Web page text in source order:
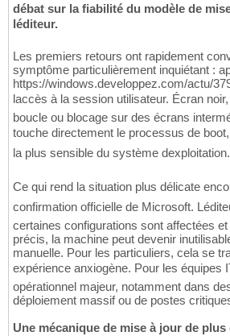
débat sur la fiabilité du modèle de
léditeur.
Les premiers retours ont rapidement
symptôme particulièrement inquiétant :
https://windows.developpez.com/actu/
laccès à la session utilisateur. Écran
boucle ou blocage sur des écrans
touche directement le processus de boot,
la plus sensible du système dexploitation.
Ce qui rend la situation plus délicate
confirmation officielle de Microsoft.
certaines configurations sont affectées
précis, la machine peut devenir
manuelle. Pour les particuliers, cela se
expérience anxiogène. Pour les équipes
opérationnel majeur, notamment dans
déploiement massif ou de postes
Une mécanique de mise à jour de